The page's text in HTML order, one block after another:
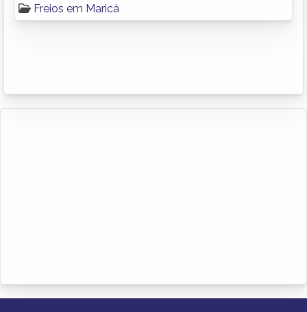
Freios em Maricá